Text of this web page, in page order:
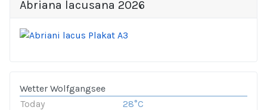
Abriana lacusana 2026
Wetter Wolfgangsee
Today
28°C